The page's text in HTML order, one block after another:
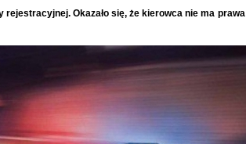
Okazało się, że kierowca nie ma prawa